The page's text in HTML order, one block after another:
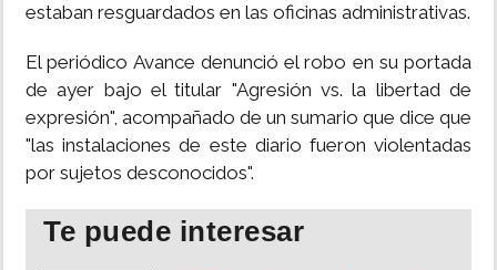
estaban resguardados en las oficinas administrativas.
El periódico Avance denunció el robo en su portada
de ayer bajo el titular "Agresión vs. la libertad de
expresión", acompañado de un sumario que dice que
"las instalaciones de este diario fueron violentadas
por sujetos desconocidos".
Te puede interesar